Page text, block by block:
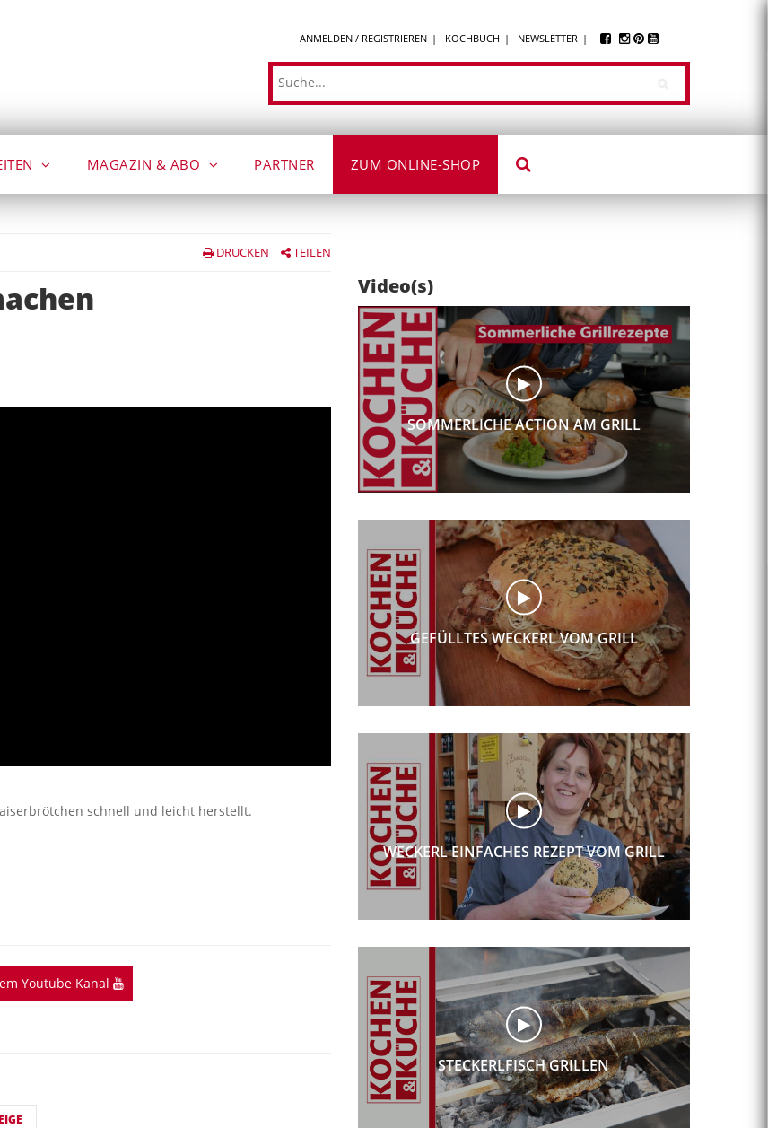
ANMELDEN / REGISTRIEREN KOCHBUCH NEWSLETTER
Suche
MAGAZIN & ABO PARTNER ZUM ONLINE-SHOP
DRUCKEN TEILEN
schnell und leicht herstellt.
Youtube Kanal
Video(s)
SOMMERLICHE ACTION AM GRILL
GEFÜLLTES WECKERL VOM GRILL
WECKERL EINFACHES REZEPT VOM GRILL
STECKERLFISCH GRILLEN